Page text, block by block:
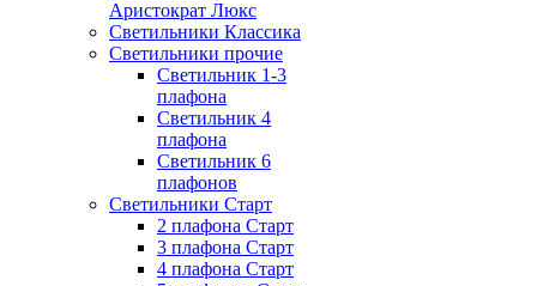
Аристократ Люкс
Светильники Классика
Светильники прочие
Светильник 1-3
плафона
Светильник 4
плафона
Светильник 6
плафонов
Светильники Старт
2 плафона Старт
3 плафона Старт
4 плафона Старт